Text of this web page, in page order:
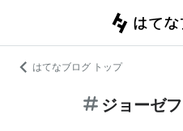
はてなブログ トップ
ジョーゼ